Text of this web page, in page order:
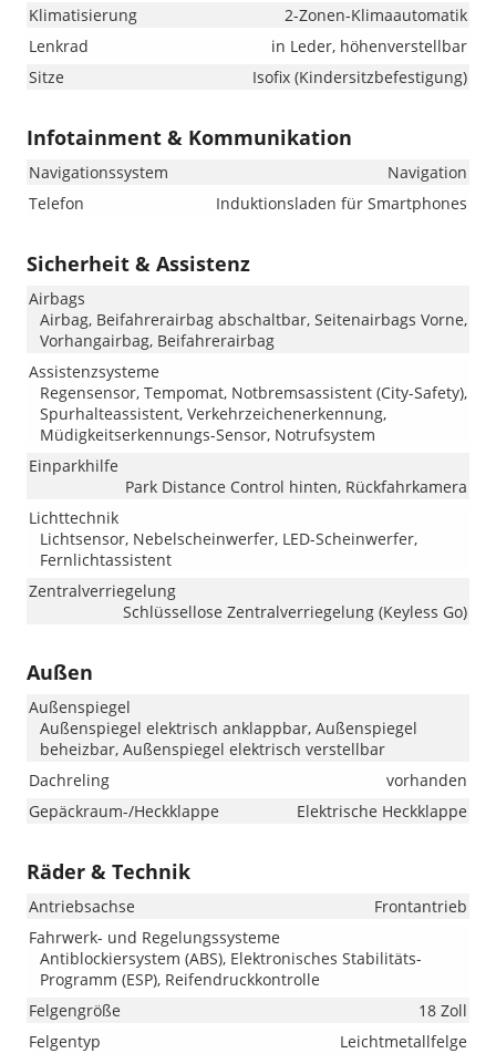
Klimatisierung
2-Zonen-Klimaautomatik
Lenkrad
in Leder, höhenverstellbar
Sitze
Isofix (Kindersitzbefestigung)
Infotainment & Kommunikation
Navigationssystem
Navigation
Telefon
Induktionsladen für Smartphones
Sicherheit & Assistenz
Airbags
Airbag, Beifahrerairbag abschaltbar, Seitenairbags Vorne,
Vorhangairbag, Beifahrerairbag
Assistenzsysteme
Regensensor, Tempomat, Notbremsassistent (City-Safety),
Spurhalteassistent, Verkehrzeichenerkennung,
Müdigkeitserkennungs-Sensor, Notrufsystem
Einparkhilfe
Park Distance Control hinten, Rückfahrkamera
Lichttechnik
Lichtsensor, Nebelscheinwerfer, LED-Scheinwerfer,
Fernlichtassistent
Zentralverriegelung
Schlüssellose Zentralverriegelung (Keyless Go)
Außen
Außenspiegel
Außenspiegel elektrisch anklappbar, Außenspiegel
beheizbar, Außenspiegel elektrisch verstellbar
Dachreling
vorhanden
Gepäckraum-/Heckklappe
Elektrische Heckklappe
Räder & Technik
Antriebsachse
Frontantrieb
Fahrwerk- und Regelungssysteme
Antiblockiersystem (ABS), Elektronisches Stabilitäts-
Programm (ESP), Reifendruckkontrolle
Felgengröße
18 Zoll
Felgentyp
Leichtmetallfelge